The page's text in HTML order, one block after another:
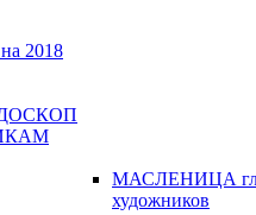
2018
МАСЛЕНИЦА
художников